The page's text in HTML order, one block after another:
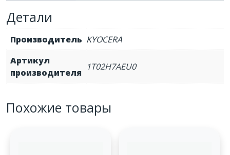
400ci/500ci/552ci
Детали
Производитель KYOCERA
Артикул
производителя
1T02H7AEU0
Похожие товары